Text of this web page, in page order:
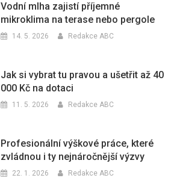
Vodní mlha zajistí příjemné
mikroklima na terase nebo pergole
14. 5. 2026 Redakce ABC
Jak si vybrat tu pravou a ušetřit až 40
000 Kč na dotaci
11. 5. 2026 Redakce ABC
Profesionální výškové práce, které
zvládnou i ty nejnáročnější výzvy
22. 1. 2026 Redakce ABC